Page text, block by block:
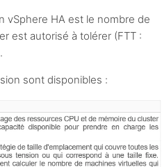
vSphere HA est le nombre de
est autorisé à tolérer (FTT :
sont disponibles :